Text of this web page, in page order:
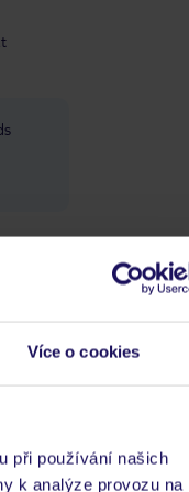
Více o cookies
při používání našich
k analýze provozu na
ceně,